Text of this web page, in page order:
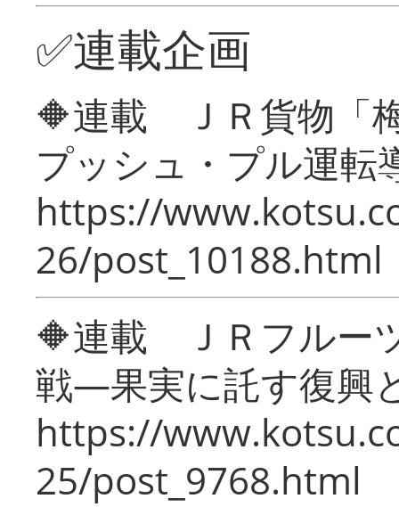
✅連載企画
🔶連載 ＪＲ貨物「
プッシュ・プル運転
https://
26/post_10188.html
🔶連載 ＪＲフルー
戦―果実に託す復興
https://
25/post_9768.html